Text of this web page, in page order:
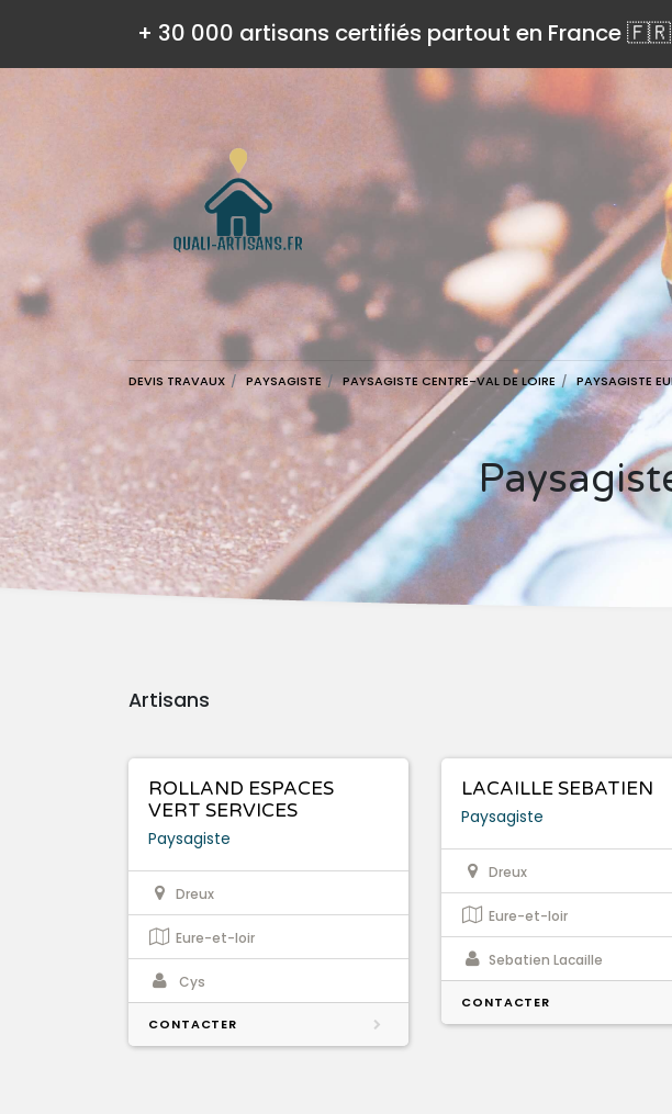
+ 30 000 artisans certifiés partout en France
DEVIS TRAVAUX PAYSAGISTE PAYSAGISTE CENTRE-VAL DE LOIRE PAYSAGISTE
Artisans
ROLLAND ESPACES
VERT SERVICES
Paysagiste
Dreux
Eure-et-loir
Cys
CONTACTER
LACAILLE SEBATIEN
Paysagiste
Dreux
Eure-et-loir
Sebatien Lacaille
CONTACTER